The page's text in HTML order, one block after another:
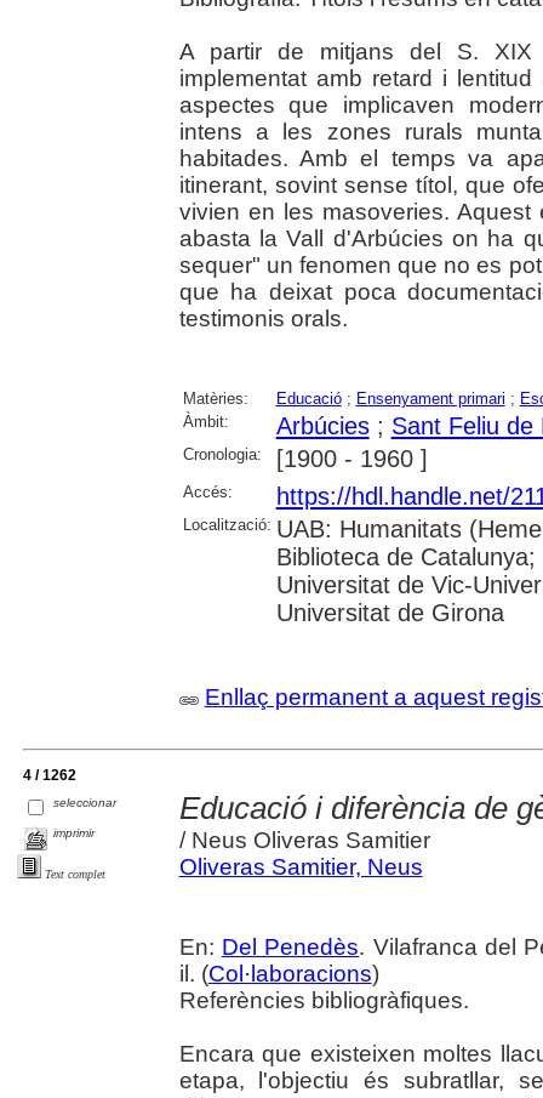
A partir de mitjans del S. XIX
implementat amb retard i
aspectes que implicaven
intens a les zones rurals
habitades. Amb el temps va
itinerant, sovint sense títol, que
vivien en les masoveries.
abasta la Vall d'Arbúcies on ha
sequer" un fenomen que no es
que ha deixat poca
testimonis orals.
Matèries: Educació; Ensenyament primari ;
Àmbit:
Arbúcies; Sant Feliu de
Cronologia: [1900 - 1960 ]
Accés: https://hdl.handle.net/
Localització: UAB: Humanitats
Biblioteca de
Universitat de Vic-
Universitat de Girona
Enllaç permanent a aquest
4 / 1262
seleccionar
imprimir
Text complet
Educació i diferència de
/ Neus Oliveras Samitier
Oliveras Samitier, Neus
En: Del Penedès. Vilafranca del
il. (Col·laboracions)
Referències bibliogràfiques.
Encara que existeixen moltes
etapa, l'objectiu és subratllar,